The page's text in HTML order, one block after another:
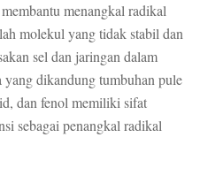
menangkal radikal
molekul yang tidak stabil dan
sel dan jaringan dalam
dikandung tumbuhan pule
dan fenol memiliki sifat
sebagai penangkal radikal